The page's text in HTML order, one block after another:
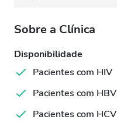
Sobre a Clínica
Disponibilidade
Pacientes com HIV
Pacientes com HBV
Pacientes com HCV